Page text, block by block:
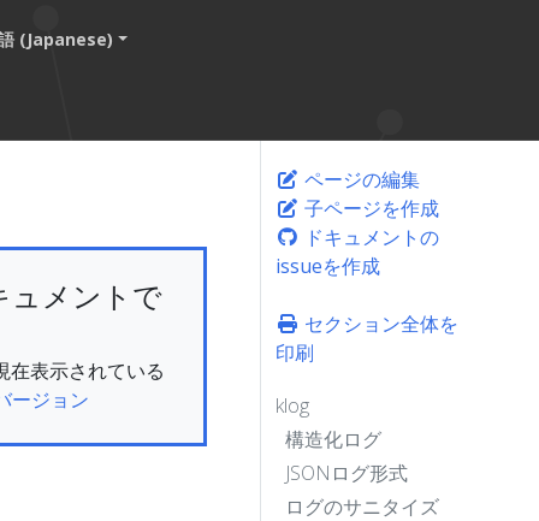
(Japanese)
ュメントで
表示されている
ージョン
ページの編集
子ページを作成
ドキュメントの
issueを作成
セクション全体を
印刷
klog
構造化ログ
JSONログ形式
ログのサニタイズ